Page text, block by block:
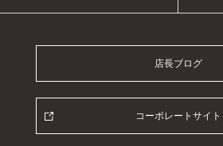
店長ブログ
コーポレートサイト